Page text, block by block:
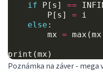
if P [ s ] ==
P [ s ] =
i
else :
mx = max (mx
print (mx )
Poznámka na záver - mega